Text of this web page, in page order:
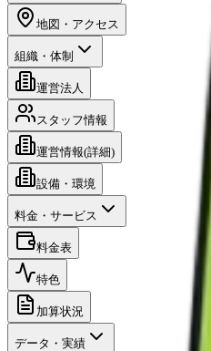
地図・アクセス
組織・体制
運営法人
スタッフ情報
運営情報(詳細)
設備・環境
料金・サービス
料金表
特色
加算状況
データ・実績